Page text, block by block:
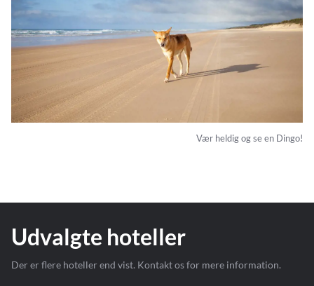
Vær heldig og se en Dingo!
Udvalgte hoteller
Der er flere hoteller end vist. Kontakt os for mere information.